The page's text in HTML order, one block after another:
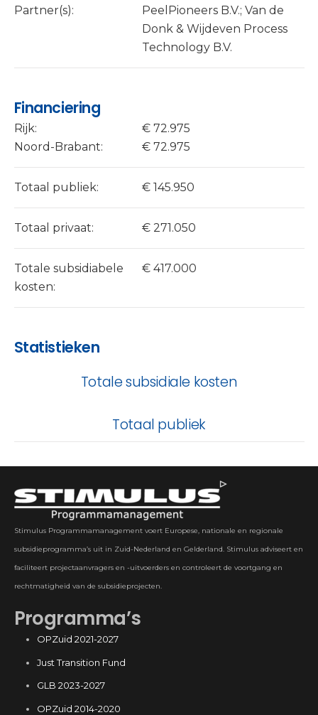
Partner(s):
PeelPioneers B.V.; Van de
Donk & Wijdeven Process
Technology B.V.
Financiering
Rijk:
€ 72.975
Noord-Brabant:
€ 72.975
Totaal publiek: € 145.950
Totaal privaat: € 271.050
Totale subsidiabele
kosten:
€ 417.000
Statistieken
Totale subsidiale kosten
Totaal publiek
Stimulus Programmamanagement voert Europese, nationale en regionale
subsidieprogramma’s uit in Zuid-Nederland en Gelderland. Stimulus adviseert en
faciliteert projectaanvragers en -uitvoerders en controleert de voortgang en
rechtmatigheid van de subsidieprojecten.
Programma’s
OPZuid 2021-2027
Just Transition Fund
GLB 2023-2027
OPZuid 2014-2020